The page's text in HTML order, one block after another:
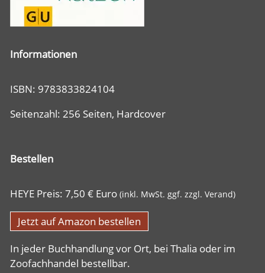
Informationen
ISBN: 9783833824104
Seitenzahl: 256 Seiten, Hardcover
Bestellen
HEYE Preis: 7,50 € Euro (inkl. MwSt. ggf. zzgl. Verand)
Jetzt auf Amazon bestellen
In jeder Buchhandlung vor Ort, bei Thalia oder im
Zoofachhandel bestellbar.